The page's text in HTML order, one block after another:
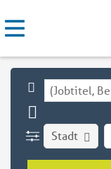
Stadt